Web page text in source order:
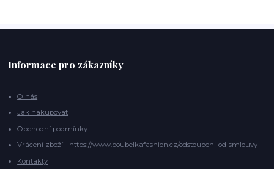
Informace pro zákazníky
O nás
Jak nakupovat
Obchodní podmínky
Vrácení zboží - https://www.boubelkafashion.cz/odstoupeni-od-smlouvy
Kontakty